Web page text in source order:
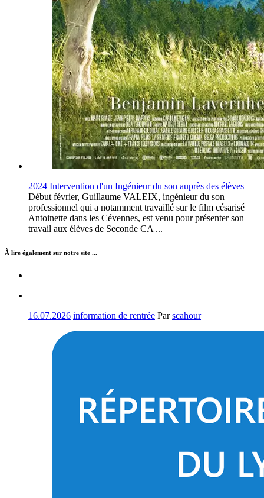
2024 Intervention d'un Ingénieur du son auprès des élèves
Début février, Guillaume VALEIX, ingénieur du son
professionnel qui a notamment travaillé sur le film césarisé
Antoinette dans les Cévennes, est venu pour présenter son
travail aux élèves de Seconde CA ...
À lire également sur notre site ...
16.07.2026 information de rentrée Parscahour